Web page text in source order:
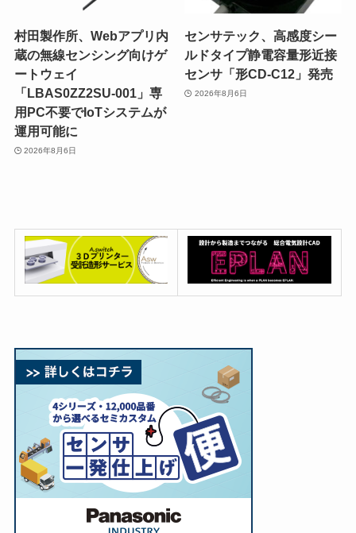
村田製作所、Webアプリ内
蔵の無線センシング向けゲ
ートウェイ
「LBAS0ZZ2SU-001」専
用PC不要でIoTシステムが
運用可能に
2026年8月6日
センサテック、高感度シー
ルドタイプ静電容量形近接
センサ「形CD-C12」発売
2026年8月6日